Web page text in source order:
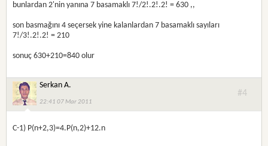
bunlardan 2'nin yanına 7 basamaklı 7!/2!.2!.2! = 630 ,,
son basmağını 4 seçersek yine kalanlardan 7 basamaklı sayıları
7!/3!.2!.2! = 210
sonuç 630+210=840 olur
Serkan A.
22:41 07 Mar 2011
#4
C-1) P(n+2,3)=4.P(n,2)+12.n